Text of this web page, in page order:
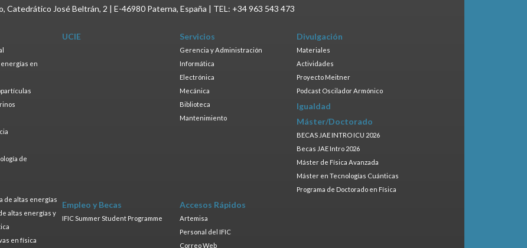
José Beltrán, 2 | E-46980 Paterna, España | TEL: +34 963 543 473
energías en
de
de altas energías
altas energías y
en física
UCIE Servicios
Gerencia y Administración
Informática
Electrónica
Mecánica
Biblioteca
Mantenimiento
Divulgación
Materiales
Actividades
Proyecto Meitner
Podcast Oscilador Armónico
Igualdad
Máster/Doctorado
BECAS JAE INTRO ICU 2026
Becas JAE Intro 2026
Máster de Física Avanzada
Máster en Tecnologías Cuánticas
Programa de Doctorado en Física
Empleo y Becas
IFIC Summer Student Programme
Accesos Rápidos
Artemisa
Personal del IFIC
Correo Web